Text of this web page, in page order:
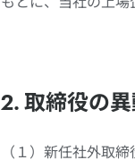
2. 取締役の
（１）新任社外取